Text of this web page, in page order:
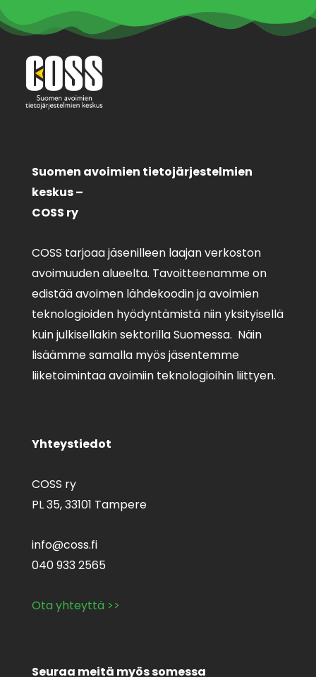
Suomen avoimien tietojärjestelmien
keskus –
COSS ry
COSS tarjoaa jäsenilleen laajan verkoston
avoimuuden alueelta. Tavoitteenamme on
edistää avoimen lähdekoodin ja avoimien
teknologioiden hyödyntämistä niin yksityisellä
kuin julkisellakin sektorilla Suomessa. Näin
lisäämme samalla myös jäsentemme
liiketoimintaa avoimiin teknologioihin liittyen.
Yhteystiedot
COSS ry
PL 35,33101 Tampere
info@coss.fi
040 933 2565
Ota yhteyttä >>
Seuraa meitä myös somessa